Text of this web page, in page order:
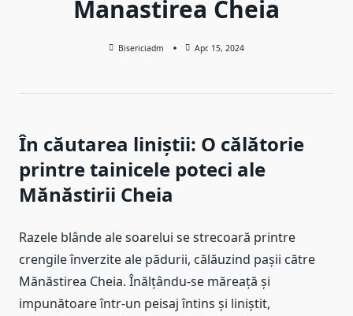
Manastirea Cheia
Bisericiadm Apr. 15, 2024
În căutarea liniștii: O călătorie
printre tainicele poteci ale
Mănăstirii Cheia
Razele blânde ale soarelui se strecoară printre
crengile înverzite ale pădurii, călăuzind pașii către
Mănăstirea Cheia. Înălțându-se măreață și
impunătoare într-un peisaj întins și liniștit,